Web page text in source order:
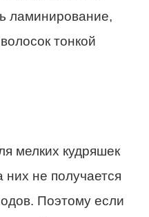
ламинирование,
тонкой
мелких кудряшек
не получается
Поэтому если